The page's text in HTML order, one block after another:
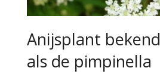
Anijsplant bekend
als de pimpinella